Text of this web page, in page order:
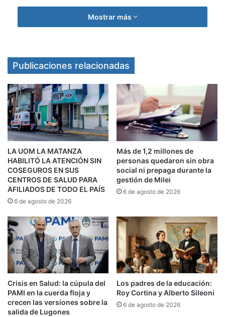
justicia social; abandonó a quienes la
proclamaban mientras administraban su
constante reemplaza al debate y el Estado dejó
de percibirse como herramienta colectiva para
convertirse en un botín de guerra. En ese terreno
fértil, el pensamiento crítico se desploma y el
discurso público se vuelve cada vez más
primario, más visceral y más fácil de manipular.
En ese vacío prosperó una narrativa funcional al
poder económico: la política es inútil, el mercado
es infalible y los empresarios son los únicos
generadores legítimos de riqueza. Así, mientras
el capital se disfraza de racionalidad técnica, la
política es reducida a caricatura y demonizada
como “casta”. El mensaje es claro, gobernar debe
ser un privilegio de gerentes, financistas y
dueños de conglomerados.
LABORATORIO PERFECTO
Mostrar más
Publicaciones relacionadas
LA UOM LA MATANZA
HABILITÓ LA ATENCIÓN SIN
COSEGUROS EN SUS
CENTROS DE SALUD PARA
AFILIADOS DE TODO EL PAÍS
6 de agosto de 2026
Más de 1,2 millones de
personas quedaron sin obra
social ni prepaga durante la
gestión de Milei
6 de agosto de 2026
Crisis en Salud: la cúpula del
PAMI en la cuerda floja y
crecen las versiones sobre la
salida de Lugones
Los padres de la educación:
Roy Cortina y Alberto Sileoni
6 de agosto de 2026